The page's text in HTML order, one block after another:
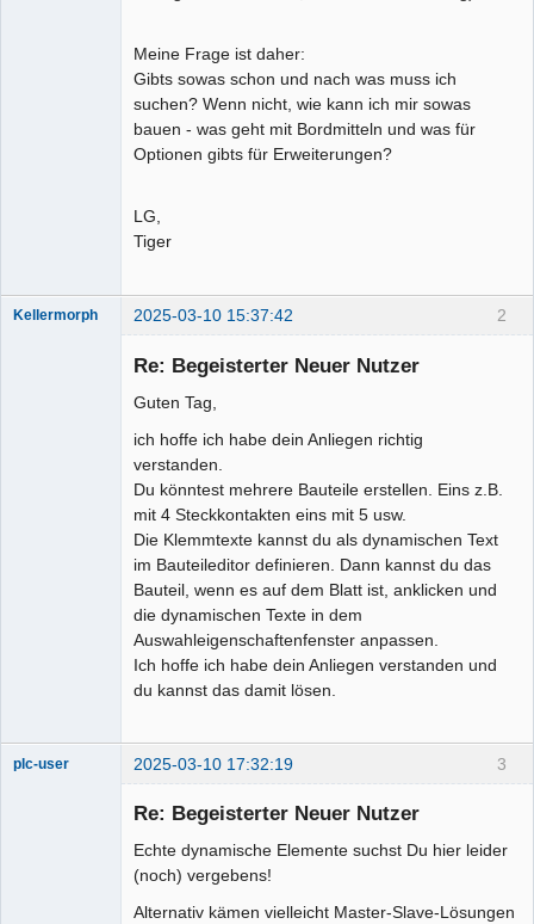
Meine Frage ist daher:
Gibts sowas schon und nach was muss ich
suchen? Wenn nicht, wie kann ich mir sowas
bauen - was geht mit Bordmitteln und was für
Optionen gibts für Erweiterungen?
LG,
Tiger
2
Kellermorph 2025-03-10 15:37:42
Re: Begeisterter Neuer Nutzer
Guten Tag,
ich hoffe ich habe dein Anliegen richtig
verstanden.
Du könntest mehrere Bauteile erstellen. Eins z.B.
mit 4 Steckkontakten eins mit 5 usw.
Die Klemmtexte kannst du als dynamischen Text
im Bauteileditor definieren. Dann kannst du das
Bauteil, wenn es auf dem Blatt ist, anklicken und
die dynamischen Texte in dem
Auswahleigenschaftenfenster anpassen.
Ich hoffe ich habe dein Anliegen verstanden und
du kannst das damit lösen.
3
plc-user 2025-03-10 17:32:19
Re: Begeisterter Neuer Nutzer
Echte dynamische Elemente suchst Du hier leider
(noch) vergebens!
Alternativ kämen vielleicht Master-Slave-Lösungen